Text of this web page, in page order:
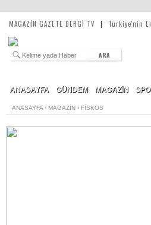
MAGAZİN GAZETE DERGİ TV | Türkiye'nin
ARA
ANASAYFA GÜNDEM MAGAZİN
ANASAYFA › MAGAZİN › FİSKOS